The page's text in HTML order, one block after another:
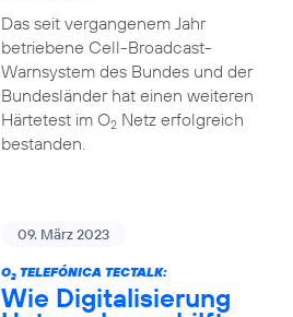
Das seit vergangenem Jahr
betriebene Cell-Broadcast-
Warnsystem des Bundes und der
Bundesländer hat einen weiteren
Härtetest im O2Netz erfolgreich
bestanden.
09. März 2023
O2TELEFÓNICA TECTALK:
Wie Digitalisierung